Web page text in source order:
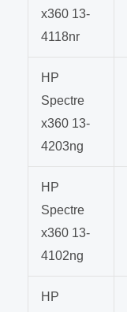
x360 13-
4118nr
HP
Spectre
x360 13-
4203ng
HP
Spectre
x360 13-
4102ng
HP